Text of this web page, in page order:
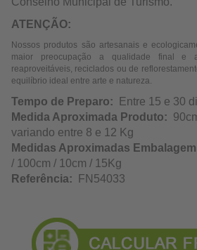
ATENÇÃO:
Nossos produtos são artesanais e
maior preocupação a qualidade final e
reaproveitáveis, reciclados ou de
equilíbrio ideal entre arte e natureza.
Tempo de Preparo: Entre 15 e 30
Medida Aproximada Produto:
variando entre 8 e 12 Kg
Medidas Aproximadas
/ 100cm / 10cm / 15Kg
Referência: FN54033